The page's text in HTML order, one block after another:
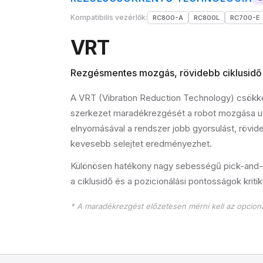
Kompatibilis vezérlők: RC800-A RC800L RC700-E
VRT
Rezgésmentes mozgás, rövidebb ciklusidő
A VRT (Vibration Reduction Technology)
szerkezet maradékrezgését a robot mozgása
elnyomásával a rendszer jobb gyorsulást,
kevesebb selejtet eredményezhet.
Különösen hatékony nagy sebességű pick-
a ciklusidő és a pozicionálási pontosságok
* A maradékrezgést előzetesen mérni kell az